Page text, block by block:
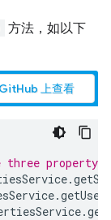
方法，如以下
上查看
property
.
.
.